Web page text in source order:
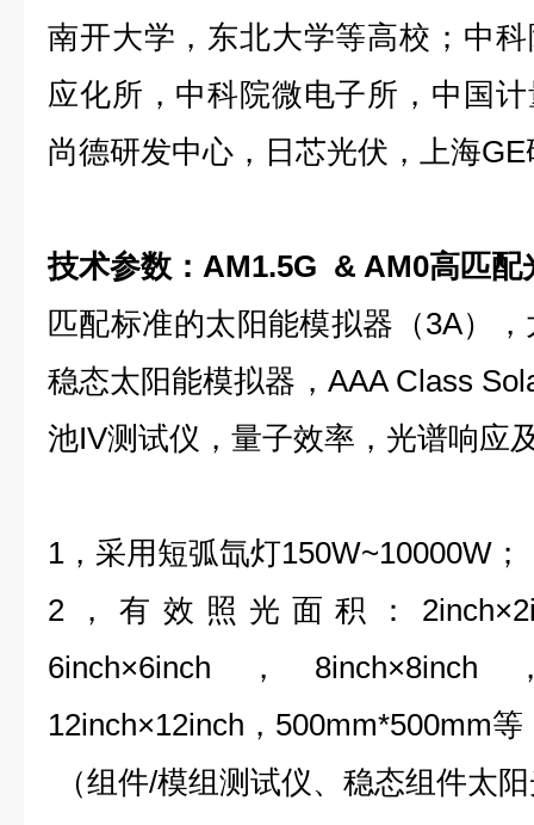
南开大学，东北大学等高校；中
应化所，中科院微电子所，中国
尚德研发中心，日芯光伏，上海
技术参数：AM1.5G & AM0高匹配
匹配标准的太阳能模拟器（3A）
稳态太阳能模拟器，AAA Class
池IV测试仪，量子效率，光谱响应
1，采用短弧氙灯150W~10000W；
2，有效照光面积：
6inch×6inch，8inch×8inch
12inch×12inch，500mm*500mm
（组件/模组测试仪、稳态组件太